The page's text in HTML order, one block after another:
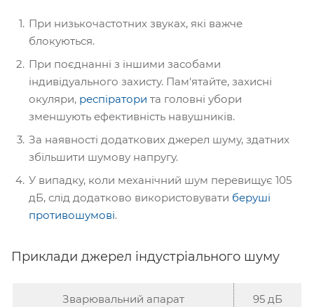
При низькочастотних звуках, які важче
блокуються.
При поєднанні з іншими засобами
індивідуального захисту. Пам'ятайте, захисні
окуляри, респіратори та головні убори
зменшують ефективність навушників.
За наявності додаткових джерел шуму, здатних
збільшити шумову напругу.
У випадку, коли механічний шум перевищує 105
дБ, слід додатково використовувати беруші
противошумові.
Приклади джерел індустріального шуму
Зварювальний апарат 95 дБ